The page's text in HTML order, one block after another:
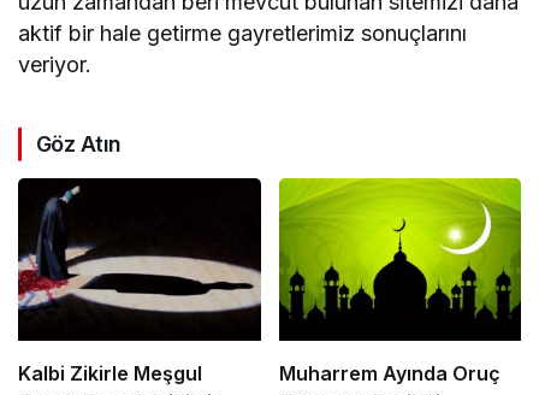
aktif bir hale getirme gayretlerimiz sonuçlarını
veriyor.
Göz Atın
Kalbi Zikirle Meşgul
Muharrem Ayında Oruç